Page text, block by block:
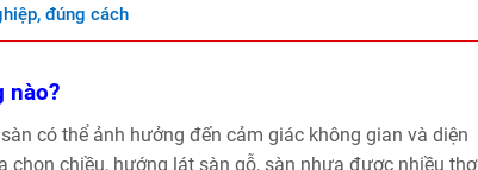
đúng cách
nào?
có thể ảnh hưởng đến cảm giác không gian và diện
chiều, hướng lát sàn gỗ, sàn nhựa được nhiều thợ